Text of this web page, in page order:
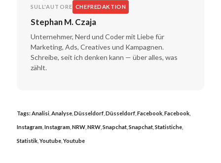
SULL'AUTORE CHEFREDAKTION
Stephan M. Czaja
Unternehmer, Nerd und Coder mit Liebe für
Marketing, Ads, Creatives und Kampagnen.
Schreibe, seit ich denken kann — über alles, was
zählt.
Tags:Analisi, Analyse, Düsseldorf, Düsseldorf, Facebook, Facebook,
Instagram, Instagram, NRW, NRW, Snapchat, Snapchat, Statistiche,
Statistik, Youtube, Youtube